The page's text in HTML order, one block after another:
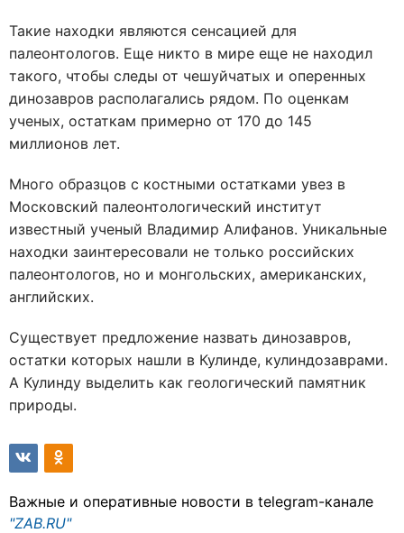
Такие находки являются сенсацией для
палеонтологов. Еще никто в мире еще не находил
такого, чтобы следы от чешуйчатых и оперенных
динозавров располагались рядом. По оценкам
ученых, остаткам примерно от 170 до 145
миллионов лет.
Много образцов с костными остатками увез в
Московский палеонтологический институт
известный ученый Владимир Алифанов. Уникальные
находки заинтересовали не только российских
палеонтологов, но и монгольских, американских,
английских.
Существует предложение назвать динозавров,
остатки которых нашли в Кулинде, кулиндозаврами.
А Кулинду выделить как геологический памятник
природы.
Важные и оперативные новости в telegram-канале
"ZAB.RU"